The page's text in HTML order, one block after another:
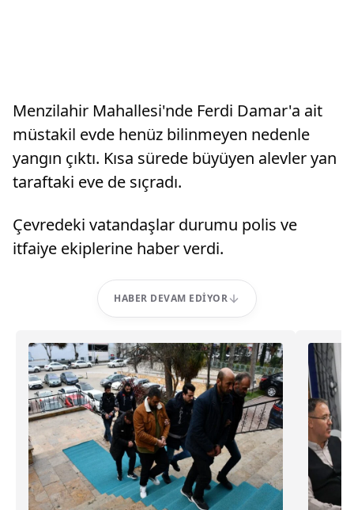
Menzilahir Mahallesi'nde Ferdi Damar'a ait
müstakil evde henüz bilinmeyen nedenle
yangın çıktı. Kısa sürede büyüyen alevler yan
taraftaki eve de sıçradı.
Çevredeki vatandaşlar durumu polis ve
itfaiye ekiplerine haber verdi.
HABER DEVAM EDIYOR